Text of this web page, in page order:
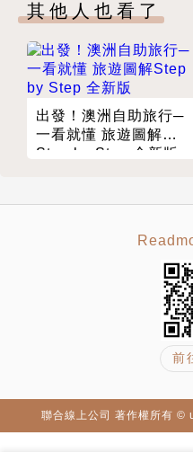
台灣東部（南迴東段）
台灣東部（花東縱谷北
台灣東部（蘇花段）
台灣東北部（宜蘭、台北
與台灣有約，四極點單車
是除夕，也是瘋狂的一天
台灣極南──鵝鑾鼻，我們
差點無處可宿的年初三
除了逆風之外還是逆風
【路線建議】
其他人也看了
出發！澳洲自助旅行─
一看就懂 旅遊圖解
Step by Step 全新版
前
聯合線上公司 著作權所有